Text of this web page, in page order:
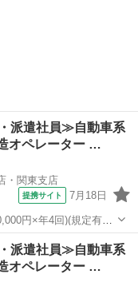
派遣社員≫自動車系
オペレーター …
・関東支店
提携サイト 7月18日
円×年4回)(規定有）
派遣社員≫自動車系
オペレーター …